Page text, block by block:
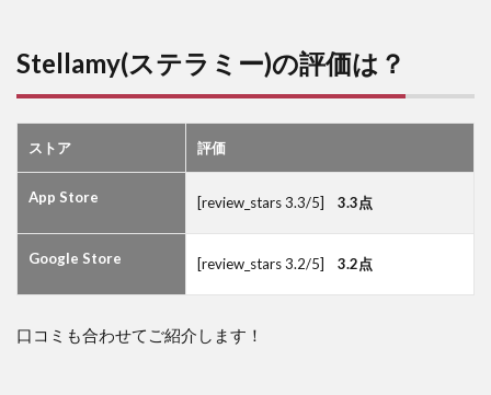
まとめ
Stellamy(ステラミー)の評価は？
ストア 評価
App Store [review_stars 3.3/5] 3.3点
Google Store [review_stars 3.2/5] 3.2点
口コミも合わせてご紹介します！